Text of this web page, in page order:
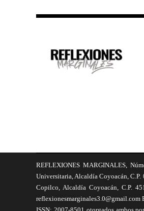
REFLEXIONES MARGINALES,
Universitaria, Alcaldía Coyoacán,
Copilco, Alcaldía Coyoacán, C.P.
reflexionesmarginales3.0@gmail.com